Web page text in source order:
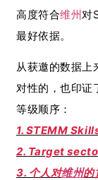
高度符合维州对
最好依据。
从获邀的数据上
对性的，也印证
等级顺序：
1. STEMM
2. Target
3. 个人对维州的